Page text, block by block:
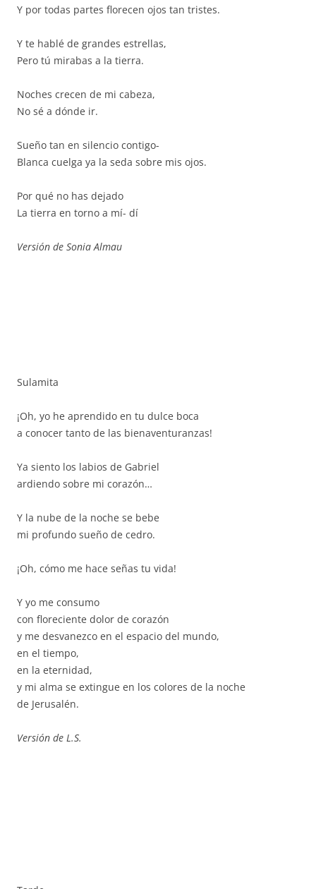
Y por todas partes florecen ojos tan tristes.
Y te hablé de grandes estrellas,
Pero tú mirabas a la tierra.
Noches crecen de mi cabeza,
No sé a dónde ir.
Sueño tan en silencio contigo-
Blanca cuelga ya la seda sobre mis ojos.
Por qué no has dejado
La tierra en torno a mí- dí
Versión de Sonia Almau
Sulamita
¡Oh, yo he aprendido en tu dulce boca
a conocer tanto de las bienaventuranzas!
Ya siento los labios de Gabriel
ardiendo sobre mi corazón…
Y la nube de la noche se bebe
mi profundo sueño de cedro.
¡Oh, cómo me hace señas tu vida!
Y yo me consumo
con floreciente dolor de corazón
y me desvanezco en el espacio del mundo,
en el tiempo,
en la eternidad,
y mi alma se extingue en los colores de la noche
de Jerusalén.
Versión de L.S.